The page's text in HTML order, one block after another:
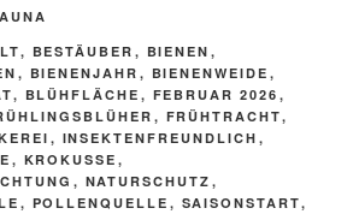
e
n, BESTÄUBER , BIENEN ,
, BIENENJAHR , BIENENWEIDE ,
, BLÜHFLÄCHE , FEBRUAR 2026 ,
, FRÜHTRACHT,
, INSEKTENFREUNDLICH ,
, KROKUSSE ,
, NATURSCHUTZ ,
, POLLENQUELLE , SAISONSTART,